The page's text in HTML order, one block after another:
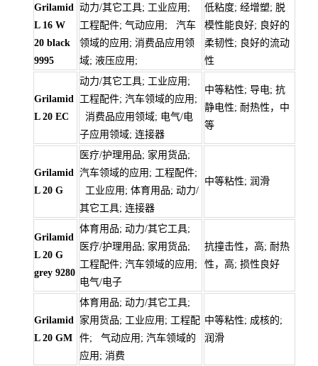
Grilamid
L 16 W
20 black
9995
动力/其它工具; 工业应用;
工程配件; 气动应用; 汽车
领域的应用; 消费品应用领
域; 液压应用;
低粘度; 经增塑; 脱
模性能良好; 良好的
柔韧性; 良好的流动
性
Grilamid
L 20 EC
动力/其它工具; 工业应用;
工程配件; 汽车领域的应用;
消费品应用领域; 电气/电
子应用领域; 连接器
中等粘性; 导电; 抗
静电性; 耐热性，中
等
Grilamid
L 20 G
医疗/护理用品; 家用货品;
汽车领域的应用; 工程配件;
工业应用; 体育用品; 动力/
其它工具; 连接器
中等粘性; 润滑
Grilamid
L 20 G
grey 9280
体育用品; 动力/其它工具;
医疗/护理用品; 家用货品;
工程配件; 汽车领域的应用;
电气/电子
抗撞击性，高; 耐热
性，高; 损性良好
Grilamid
L 20 GM
体育用品; 动力/其它工具;
家用货品; 工业应用; 工程配
件; 气动应用; 汽车领域的
应用; 消费
中等粘性; 成核的;
润滑